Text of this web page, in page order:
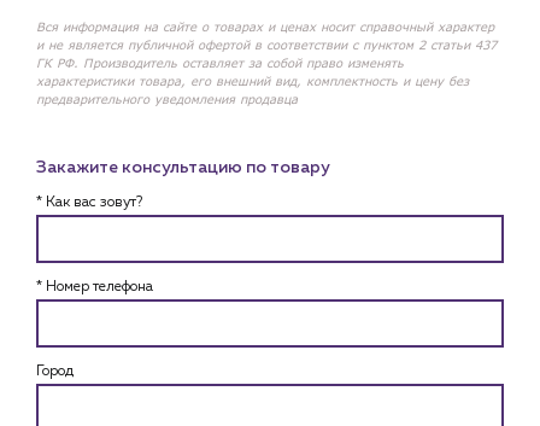
Вся информация на сайте о товарах и ценах носит справочный характер
и не является публичной офертой в соответствии с пунктом 2 статьи 437
ГК РФ. Производитель оставляет за собой право изменять
характеристики товара, его внешний вид, комплектность и цену без
предварительного уведомления продавца
Закажите консультацию по товару
* Как вас зовут?
* Номер телефона
Город